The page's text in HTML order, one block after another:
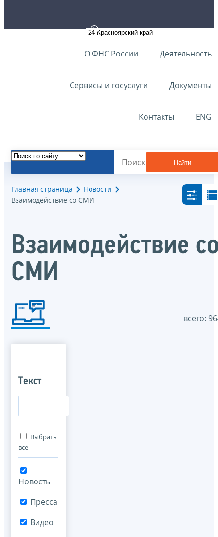
О ФНС России Деятельность
Сервисы и госуслуги Документы
Контакты ENG
Найти
Главная страница
Новости
Взаимодействие со СМИ
Взаимодействие
СМИ
всего:
Текст
Выбрать
все
Новость
Пресса
Видео